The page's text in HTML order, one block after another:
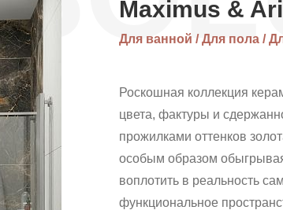
Maximus &
Для ванной / Для пола /
Роскошная коллекция
цвета, фактуры и
прожилками оттенков
особым образом
воплотить в реальность
функциональное